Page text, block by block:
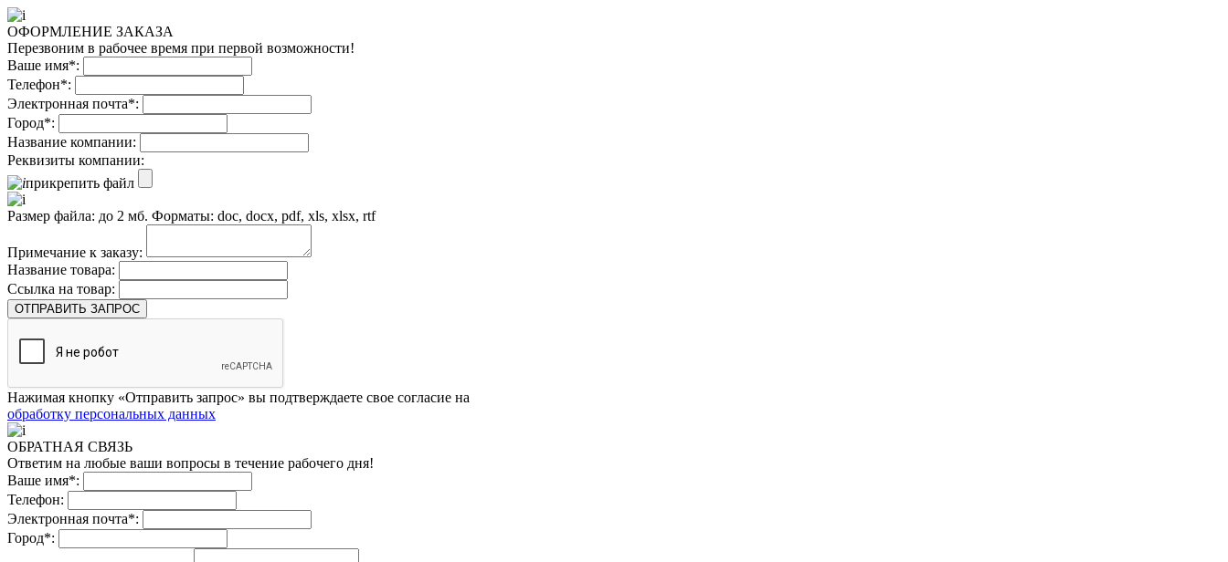
ОФОРМЛЕНИЕ ЗАКАЗА
Перезвоним в рабочее время при первой возможности!
Ваше имя*:
Телефон*:
Электронная почта*:
Город*:
Название компании:
Реквизиты компании:
прикрепить файл
Размер файла: до 2 мб. Форматы: doc, docx, pdf, xls, xlsx, rtf
Примечание к заказу:
Название товара:
Ссылка на товар:
ОТПРАВИТЬ ЗАПРОС
Нажимая кнопку «Отправить запрос» вы подтверждаете свое согласие на
обработку персональных данных
ОБРАТНАЯ СВЯЗЬ
Ответим на любые ваши вопросы в течение рабочего дня!
Ваше имя*:
Телефон:
Электронная почта*:
Город*: